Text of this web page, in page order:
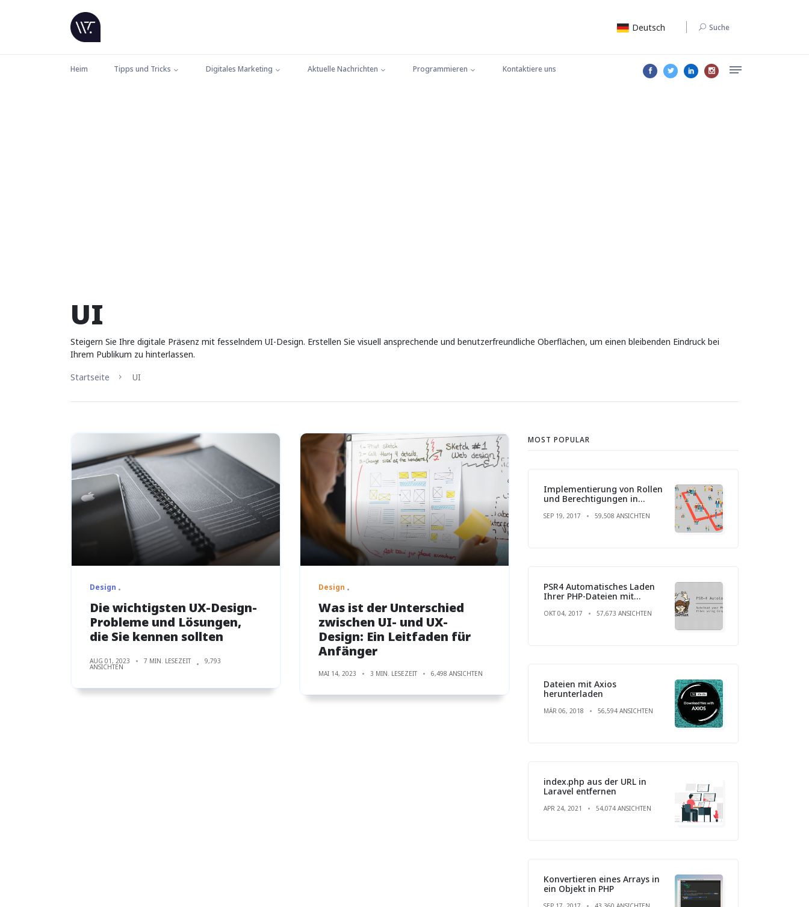
Deutsch Suche
Heim Tipps und Tricks Digitales Marketing Aktuelle Nachrichten Programmieren Kontaktiere uns
UI
Steigern Sie Ihre digitale Präsenz mit fesselndem UI-Design. Erstellen Sie visuell ansprechende und benutzerfreundliche Oberflächen, um einen bleibenden Eindruck bei
Ihrem Publikum zu hinterlassen.
Startseite
UI
Design
Die wichtigsten UX-Design-
Probleme und Lösungen,
die Sie kennen sollten
AUG 01, 2023 7 MIN. LESEZEIT 9,793
ANSICHTEN
Design
Was ist der Unterschied
zwischen UI- und UX-
Design: Ein Leitfaden für
Anfänger
MAI 14, 2023 3 MIN. LESEZEIT 6,498 ANSICHTEN
MOST POPULAR
Implementierung von Rollen
und Berechtigungen in
SEP 19, 2017 59,508 ANSICHTEN
PSR4 Automatisches Laden
Ihrer PHP-Dateien mit
OKT 04, 2017 57,673 ANSICHTEN
Dateien mit Axios
herunterladen
MÄR 06, 2018 56,594 ANSICHTEN
index.php aus der URL in
Laravel entfernen
APR 24, 2021 54,074 ANSICHTEN
Konvertieren eines Arrays in
ein Objekt in PHP